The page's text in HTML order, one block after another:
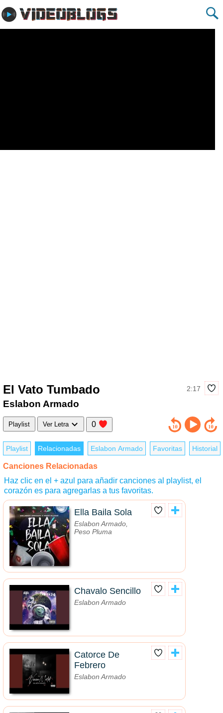
El Vato Tumbado 2:17
Eslabon Armado
Playlist Ver Letra 0
Playlist Relacionadas Eslabon Armado Favoritas Historial
Canciones Relacionadas
Haz clic en el + azul para añadir canciones al playlist, el
corazón es para agregarlas a tus favoritas.
Ella Baila Sola
Eslabon Armado,
Peso Pluma
Chavalo Sencillo
Eslabon Armado
Catorce De
Febrero
Eslabon Armado